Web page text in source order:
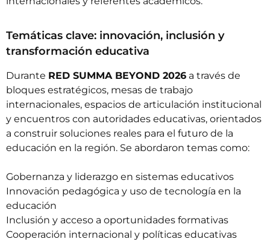
Temáticas clave: innovación, inclusión y
transformación educativa
Durante RED SUMMA BEYOND 2026 a través de
bloques estratégicos, mesas de trabajo
internacionales, espacios de articulación institucional
y encuentros con autoridades educativas, orientados
a construir soluciones reales para el futuro de la
educación en la región. Se abordaron temas como:
Gobernanza y liderazgo en sistemas educativos
Innovación pedagógica y uso de tecnología en la
educación
Inclusión y acceso a oportunidades formativas
Cooperación internacional y políticas educativas